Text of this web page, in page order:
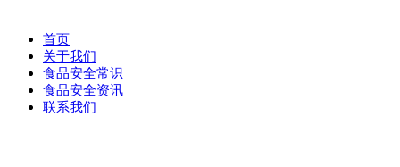
首页
关于我们
食品安全常识
食品安全资讯
联系我们